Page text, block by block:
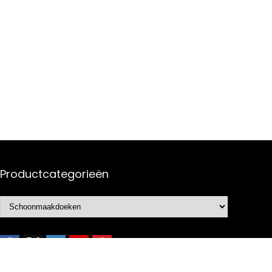
Productcategorieën